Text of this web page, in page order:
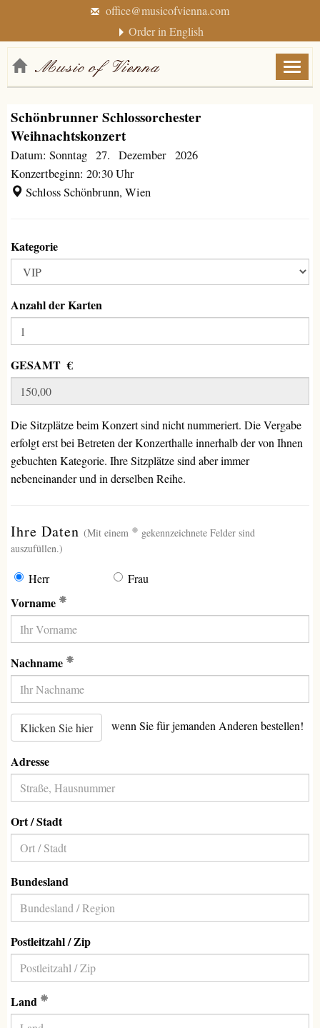
office@musicofvienna.com
Order in English
Menü
Schönbrunner Schlossorchester
Weihnachtskonzert
Datum: Sonntag 27. Dezember 2026
Konzertbeginn: 20:30 Uhr
Schloss Schönbrunn, Wien
Kategorie
Anzahl der Karten
GESAMT €
Die Sitzplätze beim Konzert sind nicht nummeriert. Die Vergabe
erfolgt erst bei Betreten der Konzerthalle innerhalb der von Ihnen
gebuchten Kategorie. Ihre Sitzplätze sind aber immer
nebeneinander und in derselben Reihe.
Ihre Daten (Mit einem (erforderlich)
gekennzeichnete Felder sind
auszufüllen.)
Herr Frau
Vorname
Nachname
Klicken Sie hier wenn Sie für jemanden Anderen bestellen!
Adresse
Ort / Stadt
Bundesland
Postleitzahl / Zip
Land